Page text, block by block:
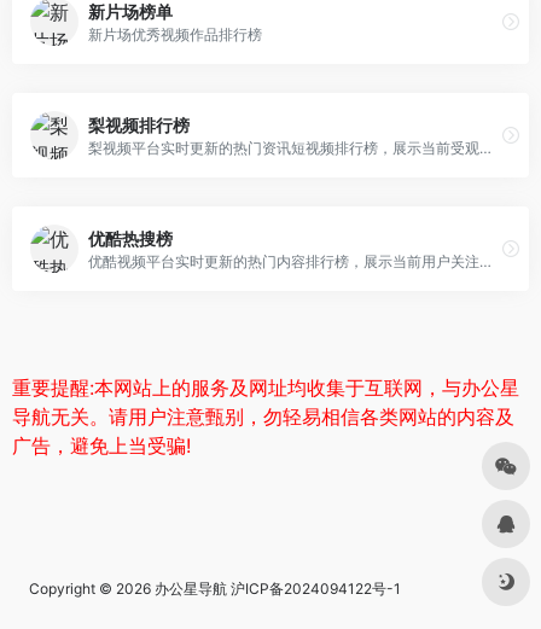
新片场榜单
新片场优秀视频作品排行榜
梨视频排行榜
梨视频平台实时更新的热门资讯短视频排行榜，展示当前受观众关注的内容，助您快速获取热点资讯。
优酷热搜榜
优酷视频平台实时更新的热门内容排行榜，展示当前用户关注度高的视频，助您快速发现优质内容。
重要提醒:本网站上的服务及网址均收集于互联网，与办公星
导航无关。请用户注意甄别，勿轻易相信各类网站的内容及
广告，避免上当受骗!
Copyright © 2026 办公星导航 沪ICP备2024094122号-1